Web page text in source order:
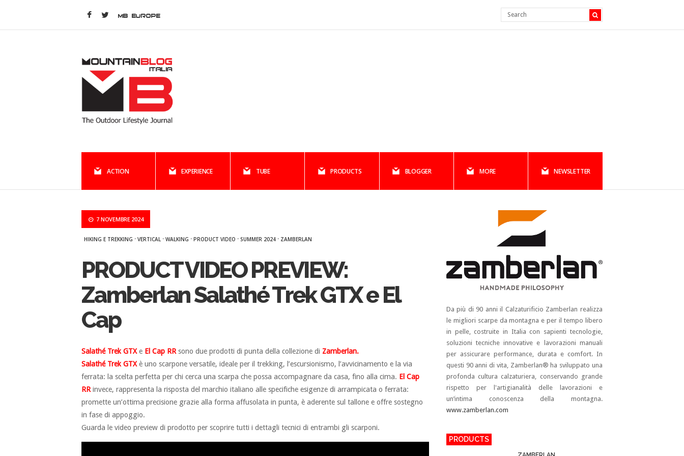
MB EUROPE
ACTION EXPERIENCE TUBE PRODUCTS BLOGGER MORE NEWSLETTER
7 NOVEMBRE 2024
HIKING E TREKKING · VERTICAL · WALKING · PRODUCT VIDEO · SUMMER 2024 · ZAMBERLAN
PRODUCT VIDEO PREVIEW:
Zamberlan Salathé Trek GTX e El
Cap
Salathé Trek GTXe El Cap RR sono due prodotti di punta della collezione di Zamberlan.
Salathé Trek GTXè uno scarpone versatile, ideale per il trekking, l’escursionismo, l’avvicinamento e la via
ferrata: la scelta perfetta per chi cerca una scarpa che possa accompagnare da casa, fino alla cima. El Cap
RR invece, rappresenta la risposta del marchio italiano alle specifiche esigenze di arrampicata o ferrata:
promette un’ottima precisione grazie alla forma affusolata in punta, è aderente sul tallone e offre sostegno
in fase di appoggio.
Guarda le video preview di prodotto per scoprire tutti i dettagli tecnici di entrambi gli scarponi.
Da più di 90 anni il Calzaturificio Zamberlan realizza
le migliori scarpe da montagna e per il tempo libero
in pelle, costruite in Italia con sapienti tecnologie,
soluzioni tecniche innovative e lavorazioni manuali
per assicurare performance, durata e comfort. In
questi 90 anni di vita, Zamberlan® ha sviluppato una
profonda cultura calzaturiera, conservando grande
rispetto per l'artigianalità delle lavorazioni e
un’intima conoscenza della montagna.
www.zamberlan.com
PRODUCTS